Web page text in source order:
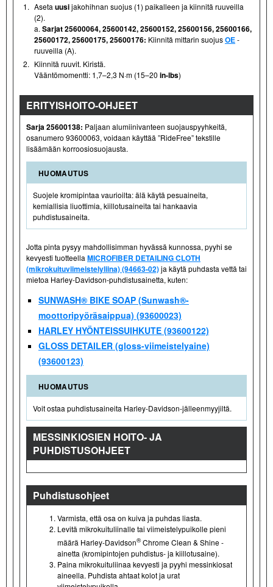
1. Aseta uusijakohihnan suojus (1) paikalleen ja kiinnitä ruuveilla
(2).
a. Sarjat 25600064, 25600142, 25600152, 25600156, 25600166,
25600172, 25600175, 25600176: Kiinnitä mittarin suojusOE-
ruuveilla (A).
2. Kiinnitä ruuvit. Kiristä.
Vääntömomentti: 1,7–2,3 N·m (15–20 in-lbs)
ERITYISHOITO-OHJEET
Sarja 25600138: Paljaan alumiinivanteen suojauspyyhkeitä,
osanumero 93600063, voidaan käyttää ”RideFree” tekstille
lisäämään korroosiosuojausta.
HUOMAUTUS
Suojele kromipintaa vaurioilta: älä käytä pesuaineita,
kemiallisia liuottimia, kiillotusaineita tai hankaavia
puhdistusaineita.
Jotta pinta pysyy mahdollisimman hyvässä kunnossa, pyyhi se
kevyesti tuotteella MICROFIBER DETAILING CLOTH
(mikrokuituviimeistelyliina) (94663-02)ja käytä puhdasta vettä tai
mietoa Harley-Davidson-puhdistusainetta, kuten:
SUNWASH® BIKE SOAP (Sunwash®-
moottoripyöräsaippua) (93600023)
HARLEY HYÖNTEISSUIHKUTE (93600122)
GLOSS DETAILER (gloss-viimeistelyaine)
(93600123)
HUOMAUTUS
Voit ostaa puhdistusaineita Harley-Davidson-jälleenmyyjiltä.
MESSINKIOSIEN HOITO- JA
PUHDISTUSOHJEET
Puhdistusohjeet
Varmista, että osa on kuiva ja puhdas liasta.
Levitä mikrokuituliinalle tai viimeistelypuikolle pieni
määrä Harley-Davidson®Chrome Clean & Shine -
ainetta (kromipintojen puhdistus- ja kiillotusaine).
Paina mikrokuituliinaa kevyesti ja pyyhi messinkiosat
aineella. Puhdista ahtaat kolot ja urat